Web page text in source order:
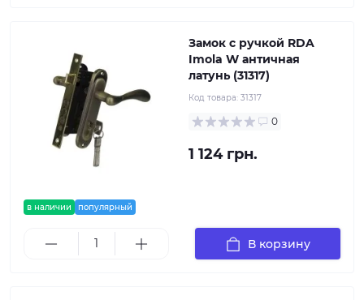
в наличии популярный
Замок с ручкой RDA
Imola W античная
латунь (31317)
Код товара: 31317
0
1 124 грн.
В корзину